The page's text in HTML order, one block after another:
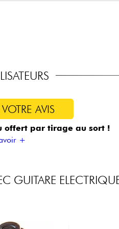
AVIS
offert par tirage au sort !
+
GUITARE